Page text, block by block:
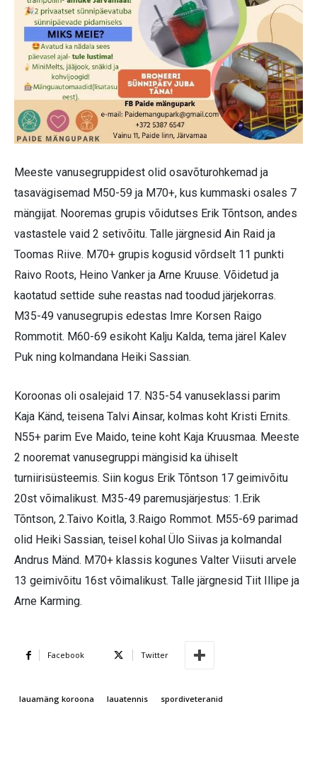
Meeste vanusegruppidest olid osavõturohkemad ja
tasavägisemad M50-59 ja M70+, kus kummaski osales 7
mängijat. Nooremas grupis võidutses Erik Tõntson, andes
vastastele vaid 2 setivõitu. Talle järgnesid Ain Raid ja
Toomas Riive. M70+ grupis kogusid võrdselt 11 punkti
Raivo Roots, Heino Vanker ja Arne Kruuse. Võidetud ja
kaotatud settide suhe reastas nad toodud järjekorras.
M35-49 vanusegrupis edestas Imre Korsen Raigo
Rommotit. M60-69 esikoht Kalju Kalda, tema järel Kalev
Puk ning kolmandana Heiki Sassian.
Koroonas oli osalejaid 17. N35-54 vanuseklassi parim
Kaja Känd, teisena Talvi Ainsar, kolmas koht Kristi Ernits.
N55+ parim Eve Maido, teine koht Kaja Kruusmaa. Meeste
2 nooremat vanusegruppi mängisid ka ühiselt
turniirisüsteemis. Siin kogus Erik Tõntson 17 geimivõitu
20st võimalikust. M35-49 paremusjärjestus: 1.Erik
Tõntson, 2.Taivo Koitla, 3.Raigo Rommot. M55-69 parimad
olid Heiki Sassian, teisel kohal Ülo Siivas ja kolmandal
Andrus Mänd. M70+ klassis kogunes Valter Viisuti arvele
13 geimivõitu 16st võimalikust. Talle järgnesid Tiit Illipe ja
Arne Karming.
Facebook Twitter
lauamäng koroona lauatennis spordiveteranid